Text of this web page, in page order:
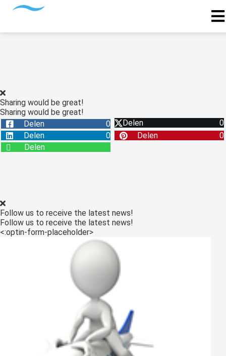
Sharing would be great!
Sharing would be great!
Delen
0 Delen
0
Delen
0 Delen
0
Delen
Follow us to receive the latest news!
Follow us to receive the latest news!
<:optin-form-placeholder>